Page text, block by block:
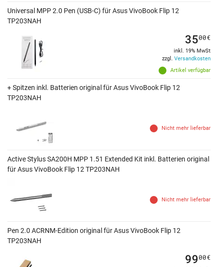
Universal MPP 2.0 Pen (USB-C) für Asus VivoBook Flip 12
TP203NAH
Artikel verfügbar
3500€
inkl. 19% MwSt
zzgl. Versandkosten
+ Spitzen inkl. Batterien original für Asus VivoBook Flip 12
TP203NAH
Nicht mehr lieferbar
Active Stylus SA200H MPP 1.51 Extended Kit inkl. Batterien original
für Asus VivoBook Flip 12 TP203NAH
Nicht mehr lieferbar
Pen 2.0 ACRNM-Edition original für Asus VivoBook Flip 12
TP203NAH
9900€